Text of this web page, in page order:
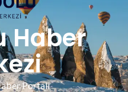
Haber
Portalı